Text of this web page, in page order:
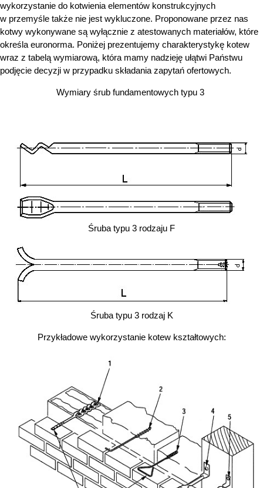
wykorzystanie do kotwienia elementów konstrukcyjnych
w przemyśle także nie jest wykluczone. Proponowane przez nas
kotwy wykonywane są wyłącznie z atestowanych materiałów, które
określa euronorma. Poniżej prezentujemy charakterystykę kotew
wraz z tabelą wymiarową, która mamy nadzieję ułątwi Państwu
podjęcie decyzji w przypadku składania zapytań ofertowych.
Wymiary śrub fundamentowych typu 3
Śruba typu 3 rodzaju F
Śruba typu 3 rodzaj K
Przykładowe wykorzystanie kotew kształtowych: